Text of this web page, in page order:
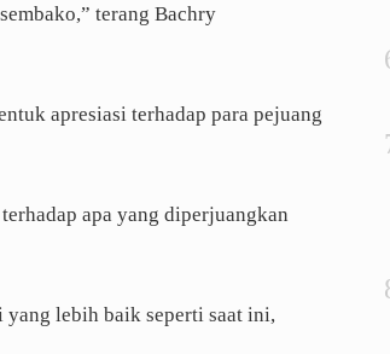
terang Bachry
apresiasi terhadap para pejuang
apa yang diperjuangkan
lebih baik seperti saat ini,